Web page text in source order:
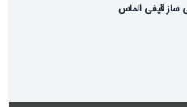
ساز قیفی الماس